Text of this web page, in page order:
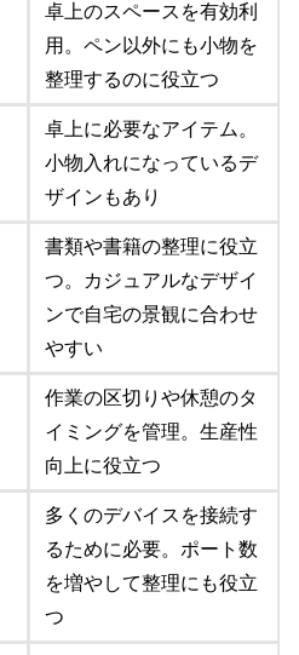
卓上のスペースを有効利
用。ペン以外にも小物を
整理するのに役立つ
卓上に必要なアイテム。
小物入れになっているデ
ザインもあり
書類や書籍の整理に役立
つ。カジュアルなデザイ
ンで自宅の景観に合わせ
やすい
作業の区切りや休憩のタ
イミングを管理。生産性
向上に役立つ
多くのデバイスを接続す
るために必要。ポート数
を増やして整理にも役立
つ